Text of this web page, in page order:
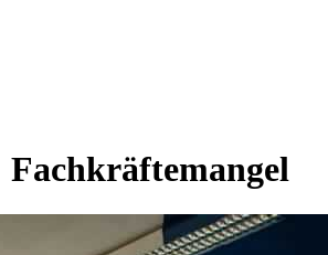
Fachkräftemangel